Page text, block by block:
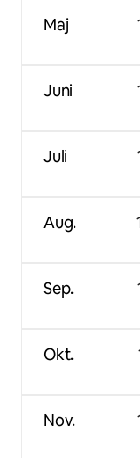
Maj
Juni
Juli
Aug.
Sep.
Okt.
Nov.